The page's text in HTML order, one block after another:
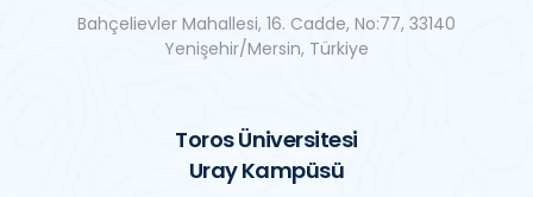
Bahçelievler Mahallesi, 16. Cadde, No:77, 33140
Yenişehir/Mersin, Türkiye
Toros Üniversitesi
Uray Kampüsü